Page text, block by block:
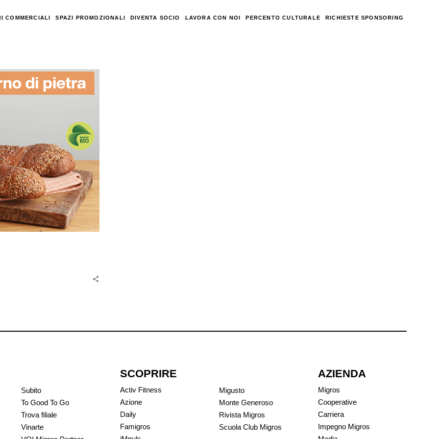
COMMERCIALI SPAZI PROMOZIONALI DIVENTA SOCIO LAVORA CON NOI PERCENTO CULTURALE RICHIESTE SPONSORING
Subito
To Good To Go
Trova filiale
Vinarte
SCOPRIRE
Activ Fitness
Azione
Daily
Famigros
Migusto
Monte Generoso
Rivista Migros
Scuola Club Migros
AZIENDA
Migros
Cooperative
Carriera
Impegno Migros